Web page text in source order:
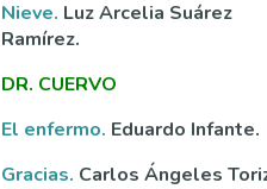
Nieve. Luz Arcelia Suárez
Ramírez.
DR. CUERVO
El enfermo. Eduardo Infante.
Gracias. Carlos Ángeles